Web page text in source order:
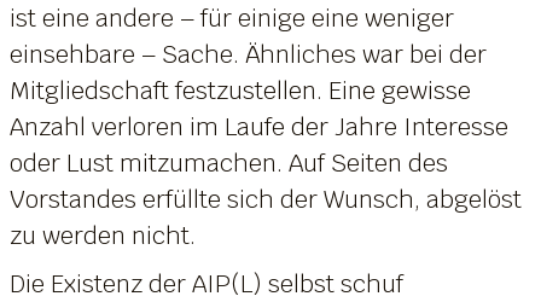
ist eine andere – für einige eine weniger
einsehbare – Sache. Ähnliches war bei der
Mitgliedschaft festzustellen. Eine gewisse
Anzahl verloren im Laufe der Jahre Interesse
oder Lust mitzumachen. Auf Seiten des
Vorstandes erfüllte sich der Wunsch, abgelöst
zu werden nicht.
Die Existenz der AIP(L) selbst schuf